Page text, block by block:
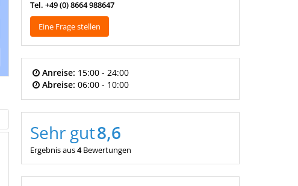
Tel. +49 (0) 8664 988647
Eine Frage stellen
Anreise: 15:00 - 24:00
Abreise: 06:00 - 10:00
Sehr gut8,6
Ergebnis aus4Bewertungen